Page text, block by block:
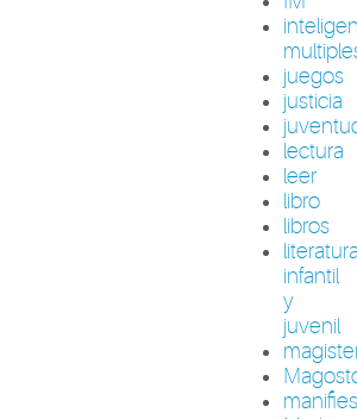
juegos
justicia
lectura
leer
libro
libros
infantil
y
juvenil